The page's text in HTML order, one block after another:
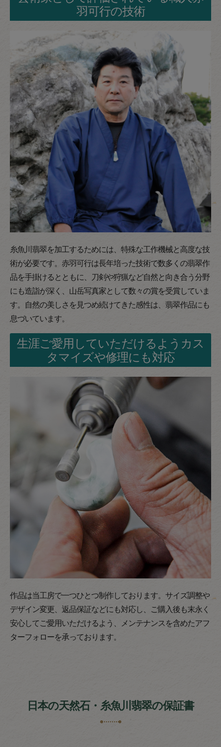
羽可行の技術
糸魚川翡翠を加工するためには、特殊な工作機械と高度な技
術が必要です。赤羽可行は長年培った技術で数多くの翡翠作
品を手掛けるとともに、刀剣や狩猟など自然と向き合う分野
にも造詣が深く、山岳写真家として数々の賞を受賞していま
す。自然の美しさを見つめ続けてきた感性は、翡翠作品にも
息づいています。
生涯ご愛用していただけるようカス
タマイズや修理にも対応
作品は当工房で一つひとつ制作しております。サイズ調整や
デザイン変更、返品保証などにも対応し、ご購入後も末永く
安心してご愛用いただけるよう、メンテナンスを含めたアフ
ターフォローを承っております。
日本の天然石・糸魚川翡翠の保証書